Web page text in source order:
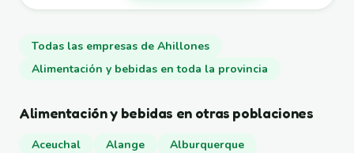
Todas las empresas de Ahillones
Alimentación y bebidas en toda la provincia
Alimentación y bebidas en otras poblaciones
Aceuchal Alange
Alburquerque